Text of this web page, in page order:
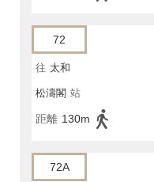
72
往 太和
松濤閣 站
距離 130m
72A